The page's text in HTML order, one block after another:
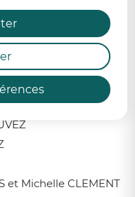
et de ses
et Michelle CLEMENT